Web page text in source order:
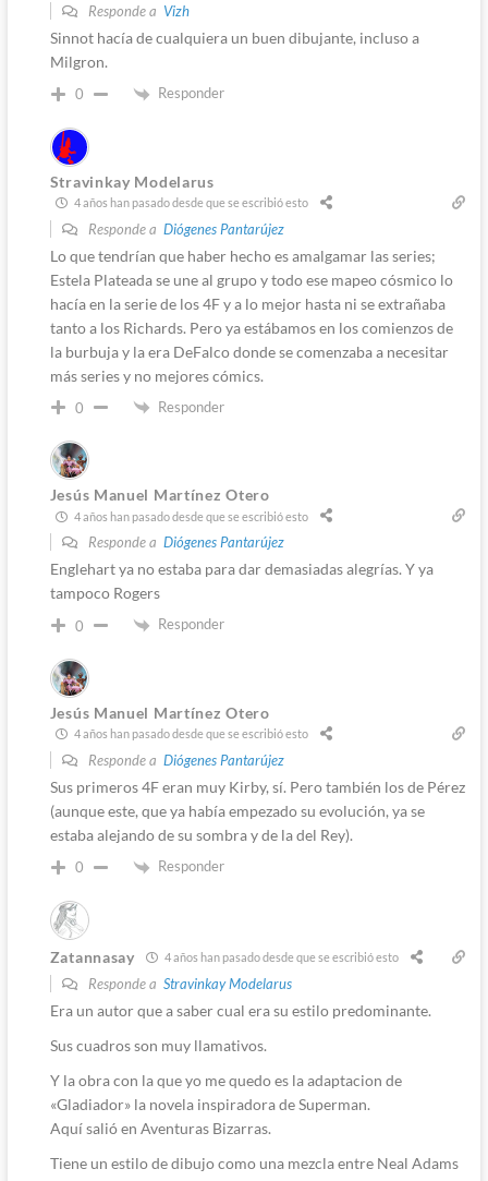
Responde a Vizh
Sinnot hacía de cualquiera un buen dibujante, incluso a
Milgron.
0 Responder
Stravinkay Modelarus
4 años han pasado desde que se escribió esto
Responde a Diógenes Pantarújez
Lo que tendrían que haber hecho es amalgamar las series;
Estela Plateada se une al grupo y todo ese mapeo cósmico lo
hacía en la serie de los 4F y a lo mejor hasta ni se extrañaba
tanto a los Richards. Pero ya estábamos en los comienzos de
la burbuja y la era DeFalco donde se comenzaba a necesitar
más series y no mejores cómics.
0 Responder
Jesús Manuel Martínez Otero
4 años han pasado desde que se escribió esto
Responde a Diógenes Pantarújez
Englehart ya no estaba para dar demasiadas alegrías. Y ya
tampoco Rogers
0 Responder
Jesús Manuel Martínez Otero
4 años han pasado desde que se escribió esto
Responde a Diógenes Pantarújez
Sus primeros 4F eran muy Kirby, sí. Pero también los de Pérez
(aunque este, que ya había empezado su evolución, ya se
estaba alejando de su sombra y de la del Rey).
0 Responder
Zatannasay 4 años han pasado desde que se escribió esto
Responde a Stravinkay Modelarus
Era un autor que a saber cual era su estilo predominante.
Sus cuadros son muy llamativos.
Y la obra con la que yo me quedo es la adaptacion de
«Gladiador» la novela inspiradora de Superman.
Aquí salió en Aventuras Bizarras.
Tiene un estilo de dibujo como una mezcla entre Neal Adams